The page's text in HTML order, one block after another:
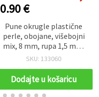
0.90 €
Pune okrugle plastične
perle, obojane, višebojni
mix, 8 mm, rupa 1,5 mm,
20 g (~70 kom) – za
dekoracije i DIY nakit
SKU: 133060
Dodajte u košaricu